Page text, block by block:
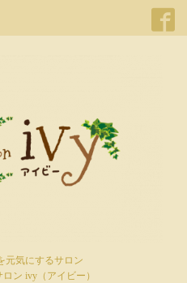
元気にするサロン
ン ivy（アイビー）